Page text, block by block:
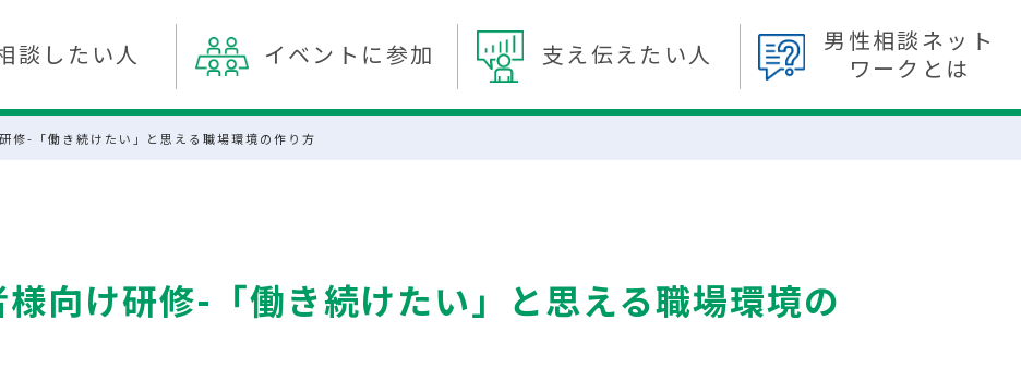
談したい人 イベントに参加 支え伝えたい人
男性相談ネット
ワークとは
修-「働き続けたい」と思える職場環境の作り方
向け研修-「働き続けたい」と思える職場環境の